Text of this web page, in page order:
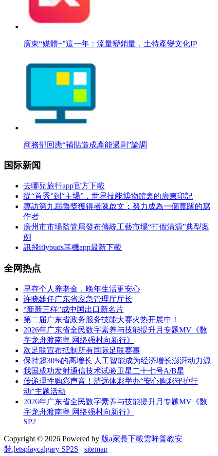
廣東“媒體+”這一年：流量變銷量，土特產變文化IP
商務部回應“補貼造成產能過剩”論調
国际新闻
去哪兒旅行app官方下載
從“首秀”到“主場”，世界技能博物館裏的廣東印記
專訪第九屆魯獎獲得者陳啟文：努力成為一個寬闊的寫
作者
廣州市市場監管局發布傳統工藝市場“打假清源”典型案
例
訊飛iflybuds耳機app最新下載
全网热点
早存个人养老金，晚年生活更安心
许晓雄任广东省应急管理厅厅长
“新新三样”成中国出口新名片
第二届广东省政务服务技能大赛火热开展中！
2026年广东省全民数字素养与技能提升月专题MV《数
字龙舟渡南粤 网络强村向新行》
欧足联宣布抵制所有国际足联赛事
保持‌超30%的高增长 人工智能成为经济增长澎湃动力源
我国成功发射通信技术试验卫星二十七号A/B星
传递理性购彩声音！清远体彩举办“安心购彩守护行
动”主题活动
2026年广东省全民数字素养与技能提升月专题MV《数
字龙舟渡南粤 网络强村向新行》
SP2
Copyright © 2026 Powered by 版a家長下載雲眸普教安
裝,letsplaycalgary SP2S sitemap